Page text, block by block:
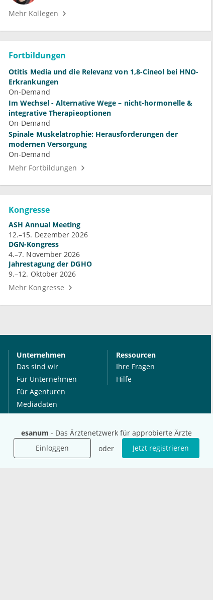
esanum - Das Ärztenetzwerk für approbierte Ärzte
Einloggen
oder Jetzt registrieren
Mehr Kollegen
Fortbildungen
Otitis Media und die Relevanz von 1,8-Cineol bei HNO-
Erkrankungen
On-Demand
Im Wechsel - Alternative Wege – nicht-hormonelle &
integrative Therapieoptionen
On-Demand
Spinale Muskelatrophie: Herausforderungen der
modernen Versorgung
On-Demand
Mehr Fortbildungen
Kongresse
ASH Annual Meeting
12.–15. Dezember 2026
DGN-Kongress
4.–7. November 2026
Jahrestagung der DGHO
9.–12. Oktober 2026
Mehr Kongresse
Unternehmen
Das sind wir
Für Unternehmen
Für Agenturen
Mediadaten
Karriere
Ressourcen
Ihre Fragen
Hilfe